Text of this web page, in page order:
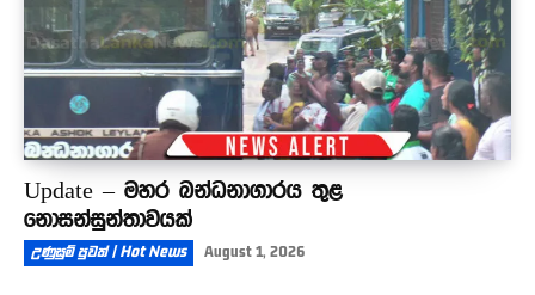
Update – මහර බන්ධනාගාරය තුළ
නොසන්සුන්තාවයක්
උණුසුම් පුවත් | Hot News August 1, 2026